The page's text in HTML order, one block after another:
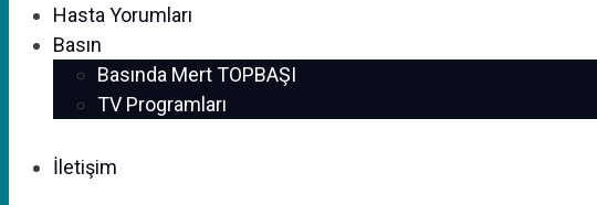
Hasta Yorumları
Basın
Basında Mert TOPBAŞI
TV Programları
İletişim